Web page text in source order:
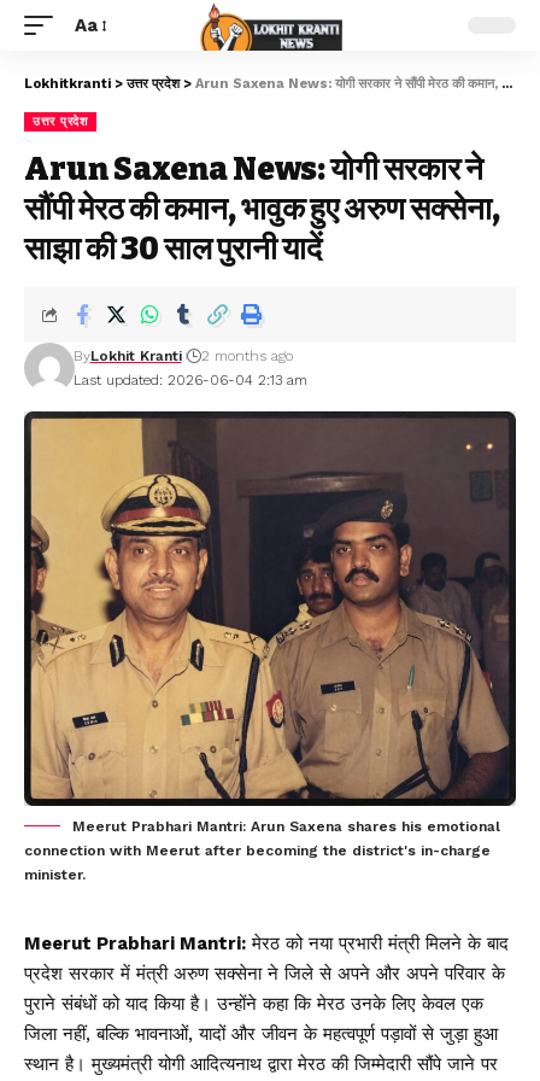
Aa
Lokhitkranti >उत्तर प्रदेश> Arun Saxena News: योगी सरकार ने सौंपी मेरठ की कमान, भावुक हुए अरुण सक्सेना, साझा की 30 साल पुरानी यादें
उत्तर प्रदेश
Arun Saxena News: योगी सरकार ने
सौंपी मेरठ की कमान, भावुक हुए अरुण सक्सेना,
साझा की 30 साल पुरानी यादें
Last updated: 2026-06-04 2:13 am
ByLokhit Kranti 2 months ago
Meerut Prabhari Mantri: Arun Saxena shares his emotional
connection with Meerut after becoming the district's in-charge
minister.
Meerut Prabhari Mantri: मेरठको नया प्रभारी मंत्री मिलने के बाद
प्रदेश सरकार में मंत्री अरुण सक्सेना ने जिले से अपने और अपने परिवार के
पुराने संबंधों को याद किया है। उन्होंने कहा कि मेरठ उनके लिए केवल एक
जिला नहीं, बल्कि भावनाओं, यादों और जीवन के महत्वपूर्ण पड़ावों से जुड़ा हुआ
स्थान है। मुख्यमंत्री योगी आदित्यनाथ द्वारा मेरठ की जिम्मेदारी सौंपे जाने पर